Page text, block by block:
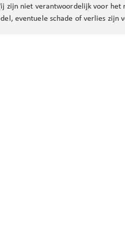
zijn niet verantwoordelijk voor het
eventuele schade of verlies zijn